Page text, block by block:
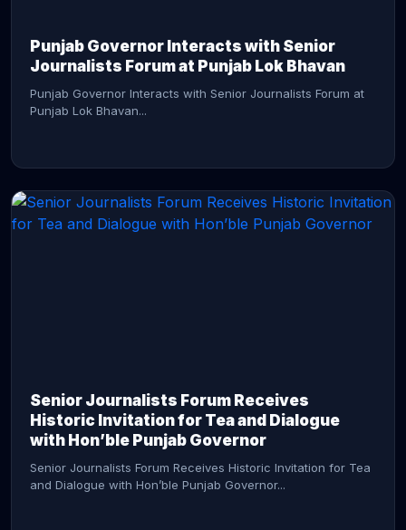
Punjab Governor Interacts with Senior
Journalists Forum at Punjab Lok Bhavan
Punjab Governor Interacts with Senior Journalists Forum at
Punjab Lok Bhavan...
Senior Journalists Forum Receives
Historic Invitation for Tea and Dialogue
with Hon’ble Punjab Governor
Senior Journalists Forum Receives Historic Invitation for Tea
and Dialogue with Hon’ble Punjab Governor...